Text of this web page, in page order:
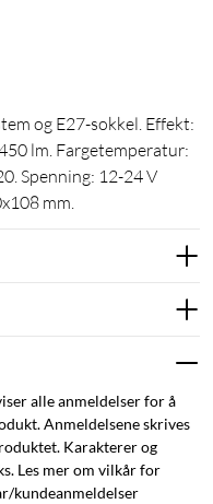
og E27-sokkel. Effekt:
lm. Fargetemperatur:
Spenning: 12-24 V
mm.
alle anmeldelser for å
Anmeldelsene skrives
Karakterer og
Les mer om vilkår for
kundeanmeldelser